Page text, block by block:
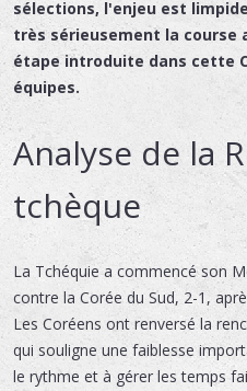
sélections, l'enjeu est
très sérieusement la course
étape introduite dans cette
équipes.
Analyse de la
tchèque
La Tchéquie a commencé son
contre la Corée du Sud, 2-1,
Les Coréens ont renversé la
qui souligne une faiblesse
le rythme et à gérer les temps